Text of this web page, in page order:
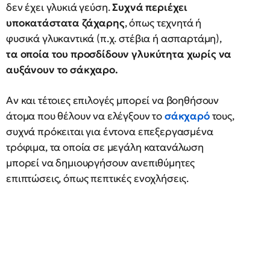
δεν έχει γλυκιά γεύση.Συχνά περιέχει
υποκατάστατα ζάχαρης, όπως τεχνητά ή
φυσικά γλυκαντικά (π.χ. στέβια ή ασπαρτάμη),
τα οποία του προσδίδουν γλυκύτητα χωρίς να
αυξάνουν το σάκχαρο.
Αν και τέτοιες επιλογές μπορεί να βοηθήσουν
άτομα που θέλουν να ελέγξουν τοσάκχαρότους,
συχνά πρόκειται για έντονα επεξεργασμένα
τρόφιμα, τα οποία σε μεγάλη κατανάλωση
μπορεί να δημιουργήσουν ανεπιθύμητες
επιπτώσεις, όπως πεπτικές ενοχλήσεις.